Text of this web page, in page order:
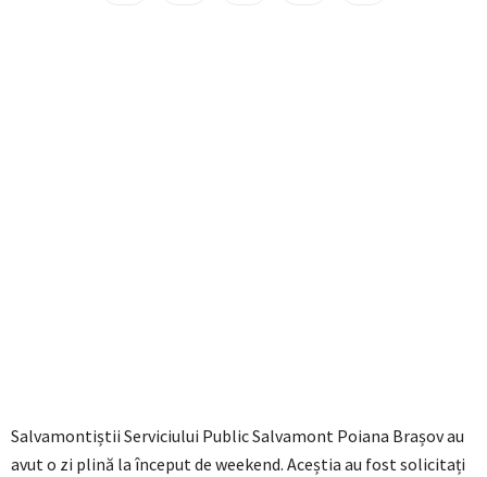
Salvamontiștii Serviciului Public Salvamont Poiana Brașov au
avut o zi plină la început de weekend. Aceștia au fost solicitați